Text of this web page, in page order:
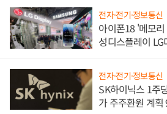
전자·전기·정보통신
아이폰18 '메모
성디스플레이
전자·전기·정보통신
SK하이닉스 1주
가 주주환원 계획